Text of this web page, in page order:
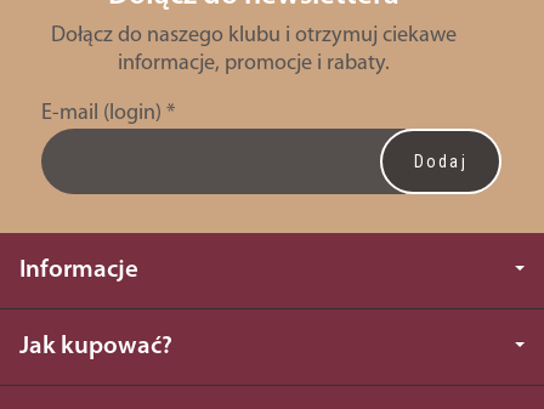
Dołącz do naszego klubu i otrzymuj ciekawe
informacje, promocje i rabaty.
E-mail (login) *
Informacje
Jak kupować?